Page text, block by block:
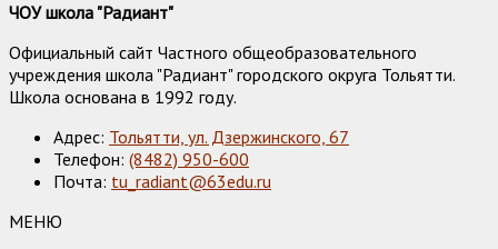
ЧОУ школа "Радиант"
Официальный сайт Частного общеобразовательного
учреждения школа "Радиант" городского округа Тольятти.
Школа основана в 1992 году.
Адрес: Тольятти, ул. Дзержинского, 67
Телефон: (8482) 950-600
Почта: tu_radiant@63edu.ru
МЕНЮ